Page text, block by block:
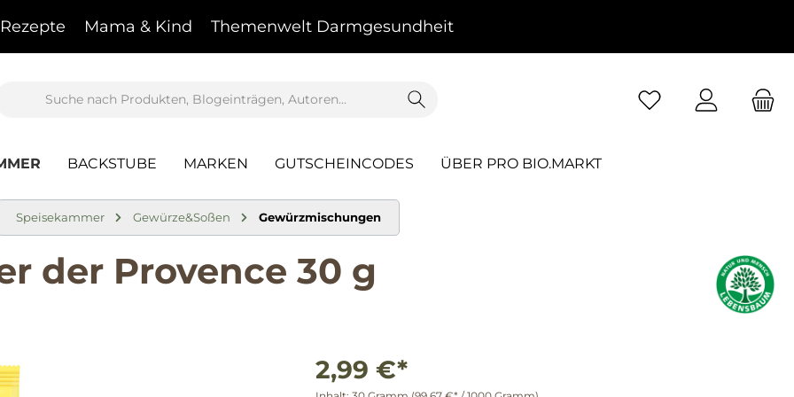
Rezepte Mama & Kind Themenwelt Darmgesundheit
BACKSTUBE MARKEN GUTSCHEINCODES ÜBER PRO BIO.MARKT
Speisekammer Gewürze&Soßen Gewürzmischungen
der Provence 30 g
2,99 €*